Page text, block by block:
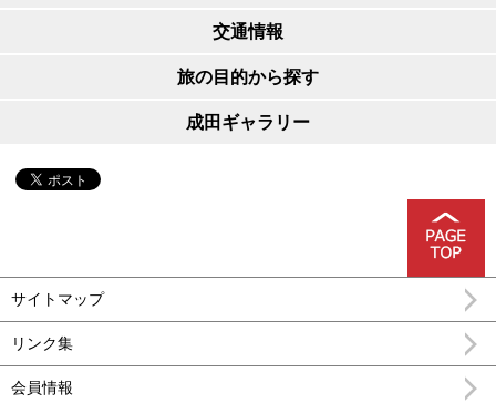
交通情報
旅の目的から探す
成田ギャラリー
サイトマップ
リンク集
会員情報